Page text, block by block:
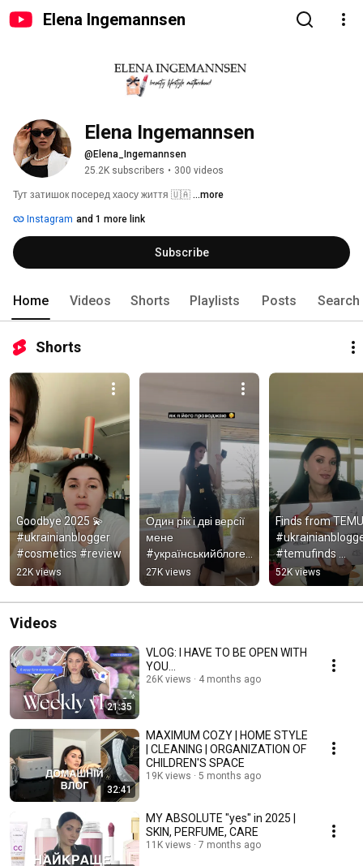
Elena Ingemannsen
Elena Ingemannsen
@Elena_Ingemannsen
25.2K subscribers • 300 videos
Тут затишок посеред хаосу життя 🇺🇦 ...more
Instagram and 1 more link
Subscribe
Home Videos Shorts Playlists Posts Search
Shorts
Goodbye 2025 💫
#ukrainianblogger
#cosmetics #review
22K views
Один рік і дві версії
мене
#українськийблогер
#косметика
#декретукраїна
#люксовакосметика
27K views
Finds from TEMU
#temufinds
#vacuumcleaner
#homeshopping
52K views
Videos
21:35
VLOG: I HAVE TO BE OPEN WITH
YOU…
26K views 4 months ago
32:41
MAXIMUM COZY | HOME STYLE
| CLEANING | ORGANIZATION OF
CHILDREN'S SPACE
19K views 5 months ago
MY ABSOLUTE "yes" in 2025 |
SKIN, PERFUME, CARE
11K views 7 months ago